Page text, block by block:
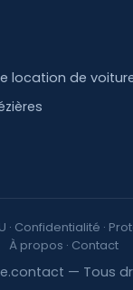
location de
· Confidentialité ·
À propos · Contact
— Tous